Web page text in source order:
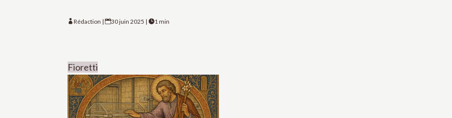
Rédaction |30 juin 2025 |1 min
Fioretti